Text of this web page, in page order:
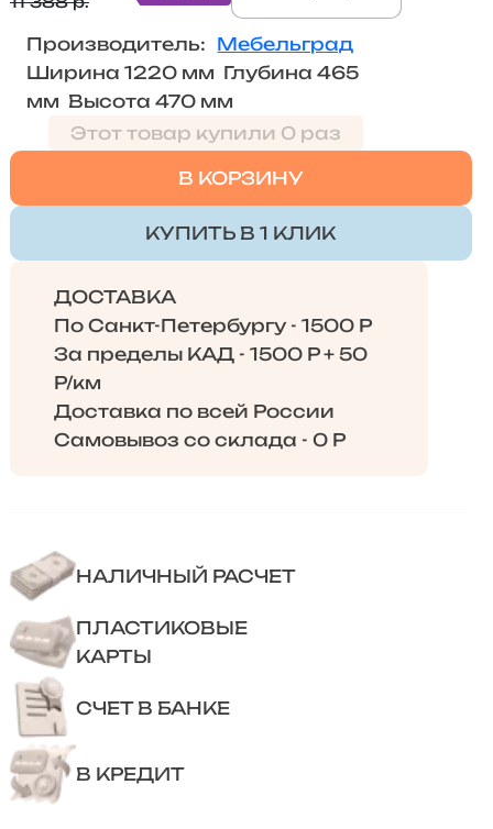
Производитель: Мебельград
Ширина 1220 мм Глубина 465
мм Высота 470 мм
Этот товар купили 0 раз
В КОРЗИНУ
КУПИТЬ В 1 КЛИК
ДОСТАВКА
По Санкт-Петербургу - 1500 Р
За пределы КАД - 1500 Р + 50
Р/км
Доставка по всей России
Самовывоз со склада - 0 Р
НАЛИЧНЫЙ РАСЧЕТ
ПЛАСТИКОВЫЕ
КАРТЫ
СЧЕТ В БАНКЕ
В КРЕДИТ